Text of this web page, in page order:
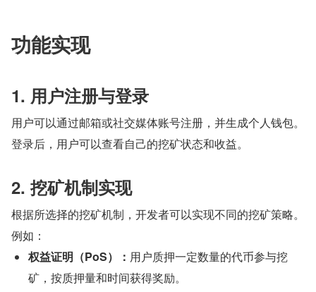
功能实现
1. 用户注册与登录
用户可以通过邮箱或社交媒体账号注册，并生成个人钱包。
登录后，用户可以查看自己的挖矿状态和收益。
2. 挖矿机制实现
根据所选择的挖矿机制，开发者可以实现不同的挖矿策略。
例如：
权益证明（PoS）： 用户质押一定数量的代币参与挖
矿，按质押量和时间获得奖励。